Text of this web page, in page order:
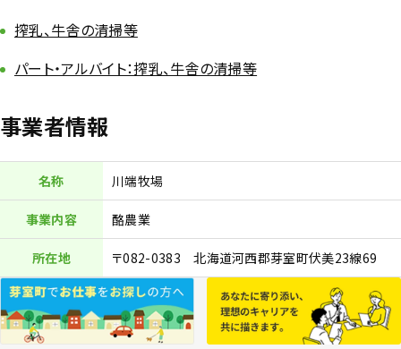
搾乳、牛舎の清掃等
パート・アルバイト：搾乳、牛舎の清掃等
事業者情報
名称 川端牧場
事業内容 酪農業
所在地 〒082-0383 北海道河西郡芽室町伏美23線69